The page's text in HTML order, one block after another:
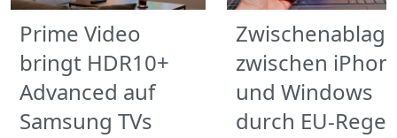
Prime Video
bringt HDR10+
Advanced auf
Samsung TVs
Zwischenablage
zwischen
und Windows
durch EU-Regel